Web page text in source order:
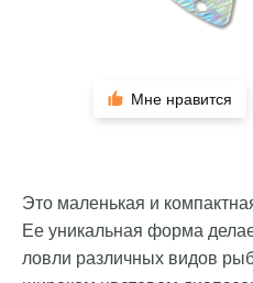
Мне нравится
Это маленькая и
Ее уникальная форма
ловли различных видов